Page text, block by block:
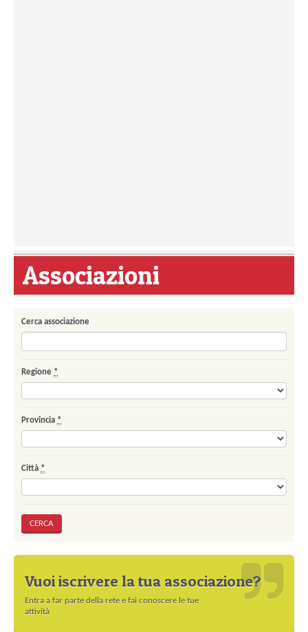
Associazioni
Cerca associazione
Regione *
Provincia *
Città *
Vuoi iscrivere la tua associazione?
Entra a far parte della rete e fai conoscere le tue
attività